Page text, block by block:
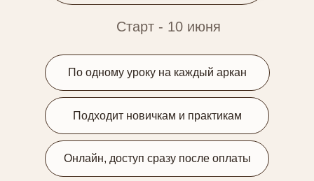
По одному уроку на каждый аркан
Подходит новичкам и практикам
Онлайн, доступ сразу после оплаты
Старт - 10 июня